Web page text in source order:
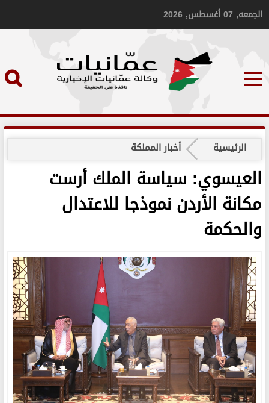
الجمعه, 07 أغسطس, 2026
الرئيسية أخبار المملكة
العيسوي: سياسة الملك أرست
مكانة الأردن نموذجا للاعتدال
والحكمة